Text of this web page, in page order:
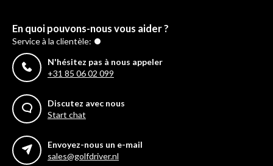
En quoi pouvons-nous vous aider ?
Service à la clientèle:
N'hésitez pas à nous appeler
+31 85 06 02 099
Discutez avec nous
Start chat
Envoyez-nous un e-mail
sales@golfdriver.nl